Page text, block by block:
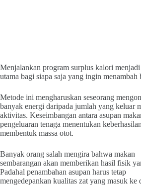
Menjalankan program surplus kalori
utama bagi siapa saja yang ingin menambah
Metode ini mengharuskan seseorang
banyak energi daripada jumlah yang keluar
aktivitas. Keseimbangan antara asupan
pengeluaran tenaga menentukan
membentuk massa otot.
Banyak orang salah mengira bahwa makan
sembarangan akan memberikan hasil fisik
Padahal penambahan asupan harus tetap
mengedepankan kualitas zat yang masuk ke